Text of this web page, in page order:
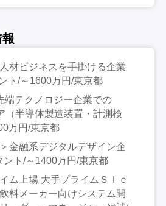
材ビジネスを手掛ける企業
ト/～1600万円/東京都
端テクノロジー企業での
（半導体製造装置・計測検
万円/東京都
金融系デジタルデザイン企
ト/～1400万円/東京都
ム上場 大手プライムＳＩｅ
料メーカー向けシステム開